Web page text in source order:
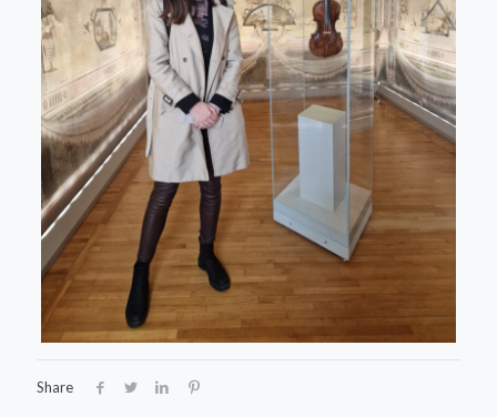
Share